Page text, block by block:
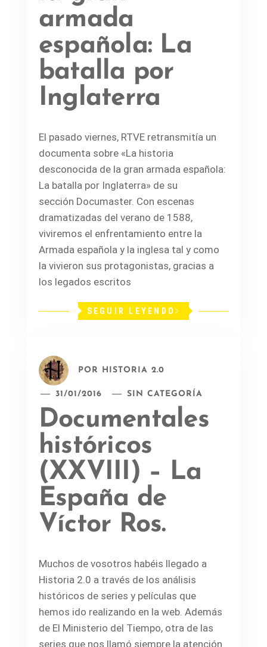
armada
española: La
batalla por
Inglaterra
El pasado viernes, RTVE retransmitía un
documenta sobre «La historia
desconocida de la gran armada española:
La batalla por Inglaterra» de su
sección Documaster. Con escenas
dramatizadas del verano de 1588,
viviremos el enfrentamiento entre la
Armada española y la inglesa tal y como
la vivieron sus protagonistas, gracias a
los legados escritos
SEGUIR LEYENDO
POR HISTORIA 2.0
31/01/2016 SIN CATEGORÍA
Documentales
históricos
(XXVIII) – La
España de
Víctor Ros.
Muchos de vosotros habéis llegado a
Historia 2.0 a través de los análisis
históricos de series y películas que
hemos ido realizando en la web. Además
de El Ministerio del Tiempo, otra de las
series que nos llamó siempre la atención